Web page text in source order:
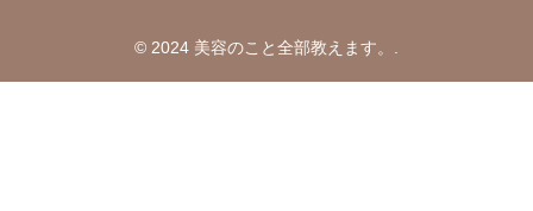
© 2024 美容のこと全部教えます。.